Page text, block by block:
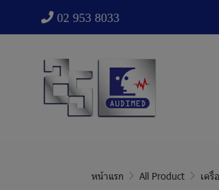
02 953 8033
หน้าแรก All Product เค